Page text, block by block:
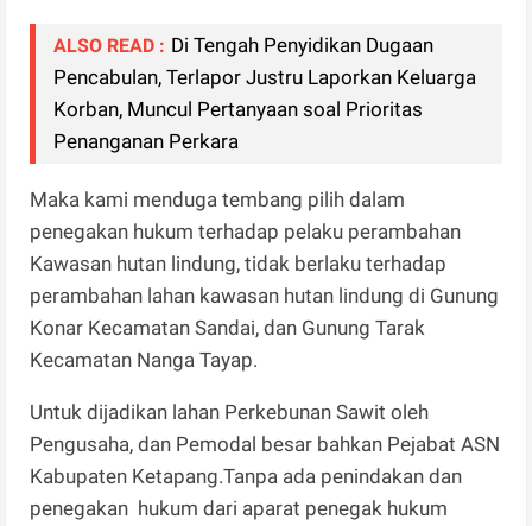
ALSO READ : Di Tengah Penyidikan Dugaan
Pencabulan, Terlapor Justru Laporkan Keluarga
Korban, Muncul Pertanyaan soal Prioritas
Penanganan Perkara
Maka kami menduga tembang pilih dalam
penegakan hukum terhadap pelaku perambahan
Kawasan hutan lindung, tidak berlaku terhadap
perambahan lahan kawasan hutan lindung di Gunung
Konar Kecamatan Sandai, dan Gunung Tarak
Kecamatan Nanga Tayap.
Untuk dijadikan lahan Perkebunan Sawit oleh
Pengusaha, dan Pemodal besar bahkan Pejabat ASN
Kabupaten Ketapang.Tanpa ada penindakan dan
penegakan hukum dari aparat penegak hukum